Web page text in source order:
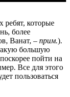
ребят, которые
более
Ванат, – прим.).
большую
пойти на
Все для этого
пользоваться